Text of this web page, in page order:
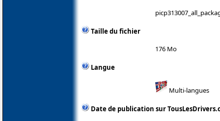
Taille du fichier
176 Mo
Langue
Multi-langues
Date de publication sur